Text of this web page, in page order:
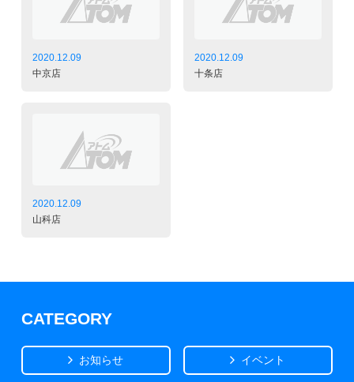
2020.12.09
中京店
2020.12.09
十条店
2020.12.09
山科店
CATEGORY
お知らせ イベント